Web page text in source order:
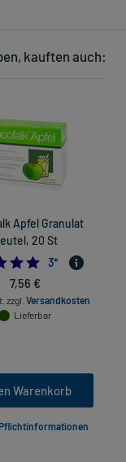
kauften auch:
Apfel Granulat
20 St
5.0
3*
7,56 €
zzgl. Versandkosten
Lieferbar
Warenkorb